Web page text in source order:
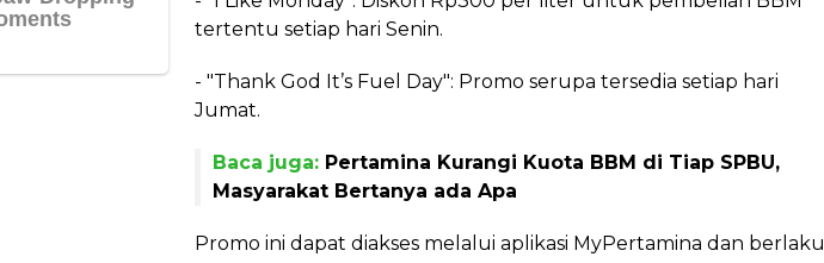
tertentu setiap hari Senin.
- "Thank God It’s Fuel Day": Promo serupa tersedia setiap hari
Jumat.
Baca juga: Pertamina Kurangi Kuota BBM di Tiap SPBU,
Masyarakat Bertanya ada Apa
Promo ini dapat diakses melalui aplikasi MyPertamina dan berlaku